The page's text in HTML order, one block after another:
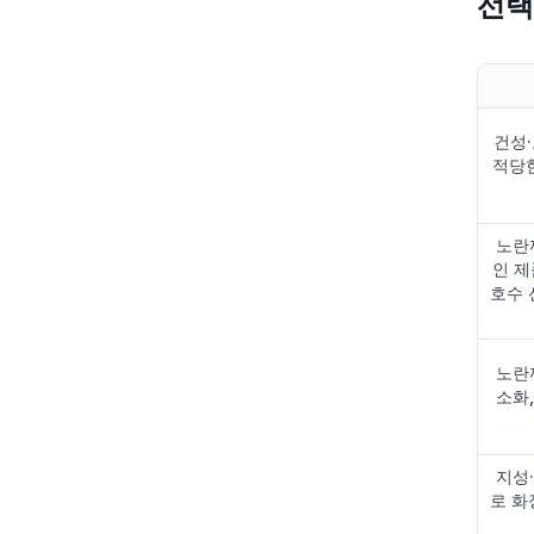
건성
적당
노
인
호수
노
소화
지성
로 화